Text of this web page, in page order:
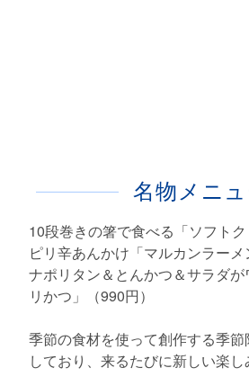
名物メニュ
10段巻きの箸で食べる「ソフトク
ピリ辛あんかけ「マルカンラーメ
ナポリタン＆とんかつ＆サラダ
リかつ」（990円）
季節の食材を使って創作する季
しており、来るたびに新しい楽し